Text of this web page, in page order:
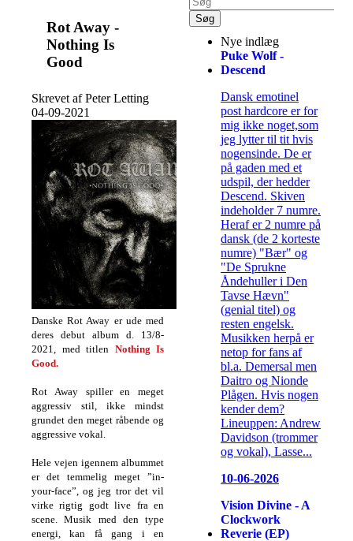
Rot Away -
Nothing Is
Good
Skrevet af Peter Letting
04-09-2021
Danske Rot Away er ude med
deres debut album d. 13/8-
2021, med titlen Nothing Is
Good.
Rot Away spiller en meget
aggressiv stil, ikke mindst
grundet den meget råbende og
aggressive vokal.
Hele vejen igennem albummet
er det temmelig meget ”in-
your-face”, og jeg tror det vil
virke rigtig godt live fra en
scene. Musik med den type
energi, kan få gang i en
Nye indlæg
Puke Wolf -
Descend
Dansk emotinel
post hardcore er for
mig ikke noget,som
jeg lytter til tit hvis
nogensinde. De er
på gaden med et
udspil, der hedder
Descend. Skiven
indeholder 7 numre.
Heraf er 2 numre på
dansk (de 2 korteste
numre) "Bær" og
"De Sprukne
Åndehuller i Den
Tavse Hævn"
(genial titel) og
resten engelsk.
Musikken herpå er
netop for fans af
bl.a. Demersal men
Daitro og Nionde
Plågen. Hvis nogen
kender dem?
Lineuppen: Andrew
Davidson (trommer
og vokal), Lasse...
10-06-2026
Vision Divine - A
Clockwork
Reverie (EP)